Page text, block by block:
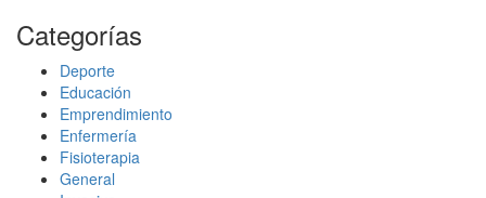
Categorías
Deporte
Educación
Emprendimiento
Enfermería
Fisioterapia
General